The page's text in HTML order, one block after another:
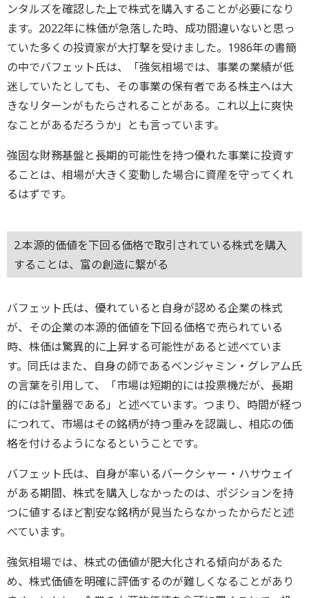
ンタルズを確認した上で株式を購入することが必要になり
ます。2022年に株価が急落した時、成功間違いないと思っ
ていた多くの投資家が大打撃を受けました。1986年の書簡
の中でバフェット氏は、「強気相場では、事業の業績が低
迷していたとしても、その事業の保有者である株主へは大
きなリターンがもたらされることがある。これ以上に爽快
なことがあるだろうか」とも言っています。
強固な財務基盤と長期的可能性を持つ優れた事業に投資す
ることは、相場が大きく変動した場合に資産を守ってくれ
るはずです。
2.本源的価値を下回る価格で取引されている株式を購入
することは、富の創造に繋がる
バフェット氏は、優れていると自身が認める企業の株式
が、その企業の本源的価値を下回る価格で売られている
時、株価は驚異的に上昇する可能性があると述べていま
す。同氏はまた、自身の師であるベンジャミン・グレアム氏
の言葉を引用して、「市場は短期的には投票機だが、長期
的には計量器である」と述べています。つまり、時間が経つ
につれて、市場はその銘柄が持つ重みを認識し、相応の価
格を付けるようになるということです。
バフェット氏は、自身が率いるバークシャー・ハサウェイ
がある期間、株式を購入しなかったのは、ポジションを持
つに値するほど割安な銘柄が見当たらなかったからだと述
べています。
強気相場では、株式の価値が肥大化される傾向があるた
め、株式価値を明確に評価するのが難しくなることがあり